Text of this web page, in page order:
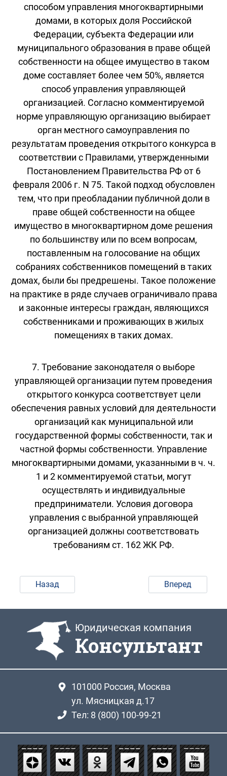
способом управления многоквартирными
домами, в которых доля Российской
Федерации, субъекта Федерации или
муниципального образования в праве общей
собственности на общее имущество в таком
доме составляет более чем 50%, является
способ управления управляющей
организацией. Согласно комментируемой
норме управляющую организацию выбирает
орган местного самоуправления по
результатам проведения открытого конкурса в
соответствии с Правилами, утвержденными
Постановлением Правительства РФ от 6
февраля 2006 г. N 75. Такой подход обусловлен
тем, что при преобладании публичной доли в
праве общей собственности на общее
имущество в многоквартирном доме решения
по большинству или по всем вопросам,
поставленным на голосование на общих
собраниях собственников помещений в таких
домах, были бы предрешены. Такое положение
на практике в ряде случаев ограничивало права
и законные интересы граждан, являющихся
собственниками и проживающих в жилых
помещениях в таких домах.
7. Требование законодателя о выборе
управляющей организации путем проведения
открытого конкурса соответствует цели
обеспечения равных условий для деятельности
организаций как муниципальной или
государственной формы собственности, так и
частной формы собственности. Управление
многоквартирными домами, указанными в ч. ч.
1 и 2 комментируемой статьи, могут
осуществлять и индивидуальные
предприниматели. Условия договора
управления с выбранной управляющей
организацией должны соответствовать
требованиям ст. 162 ЖК РФ.
Назад Вперед
Юридическая компания
Консультант
101000 Россия, Москва
ул. Мясницкая д.17
Тел: 8 (800) 100-99-21